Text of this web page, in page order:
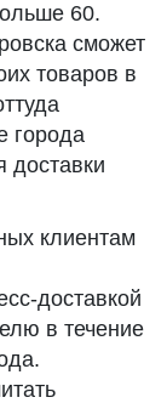
60.
сможет
товаров в
города
клиентам
доставкой
в течение